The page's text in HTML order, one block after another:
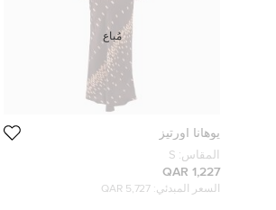
يوهانا اورتيز
المقاس: S
1,227 QAR
السعر المبدئي: 5,727 QAR
مُباع